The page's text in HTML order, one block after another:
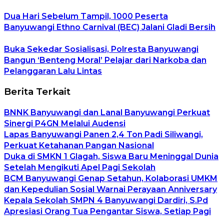
Dua Hari Sebelum Tampil, 1000 Peserta
Banyuwangi Ethno Carnival (BEC) Jalani Gladi Bersih
Buka Sekedar Sosialisasi, Polresta Banyuwangi
Bangun ‘Benteng Moral’ Pelajar dari Narkoba dan
Pelanggaran Lalu Lintas
Berita Terkait
BNNK Banyuwangi dan Lanal Banyuwangi Perkuat
Sinergi P4GN Melalui Audensi
Lapas Banyuwangi Panen 2,4 Ton Padi Siliwangi,
Perkuat Ketahanan Pangan Nasional
Duka di SMKN 1 Glagah, Siswa Baru Meninggal Dunia
Setelah Mengikuti Apel Pagi Sekolah
BCM Banyuwangi Genap Setahun, Kolaborasi UMKM
dan Kepedulian Sosial Warnai Perayaan Anniversary
Kepala Sekolah SMPN 4 Banyuwangi Dardiri, S.Pd
Apresiasi Orang Tua Pengantar Siswa, Setiap Pagi